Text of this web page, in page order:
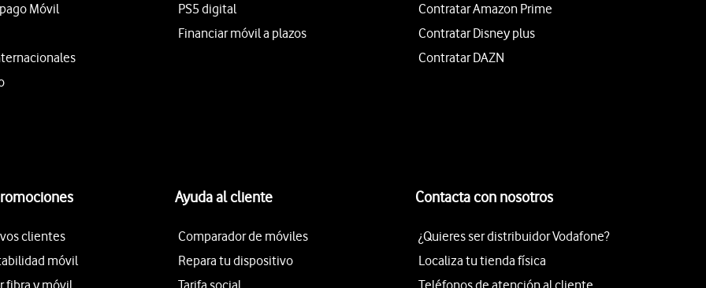
Móvil
PS5 digital
Financiar móvil a plazos
Contratar Amazon Prime
Contratar Disney plus
Contratar DAZN
clientes
móvil
fibra y móvil
Ayuda al cliente
Comparador de móviles
Repara tu dispositivo
Tarifa social
Contacta con nosotros
¿Quieres ser distribuidor Vodafone?
Localiza tu tienda física
Teléfonos de atención al cliente